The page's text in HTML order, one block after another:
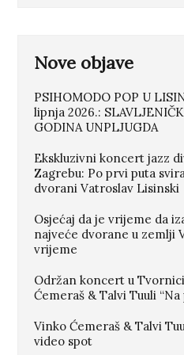
Nove objave
PSIHOMODO POP U
lipnja 2026.:
GODINA UNPLJUGDA
Ekskluzivni koncert jazz
Zagrebu: Po prvi puta
dvorani Vatroslav Lisinski
Osjećaj da je vrijeme da
najveće dvorane u zemlji
vrijeme
Održan koncert u
Ćemeraš & Talvi Tuuli “Na
Vinko Ćemeraš & Talvi
video spot